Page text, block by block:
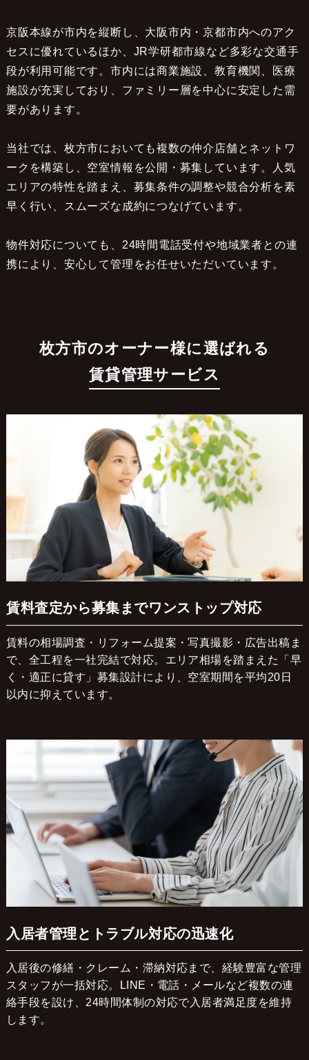
京阪本線が市内を縦断し、大阪市内・京都市内へのアク
セスに優れているほか、JR学研都市線など多彩な交通手
段が利用可能です。市内には商業施設、教育機関、医療
施設が充実しており、ファミリー層を中心に安定した需
要があります。
当社では、枚方市においても複数の仲介店舗とネットワ
ークを構築し、空室情報を公開・募集しています。人気
エリアの特性を踏まえ、募集条件の調整や競合分析を素
早く行い、スムーズな成約につなげています。
物件対応についても、24時間電話受付や地域業者との連
携により、安心して管理をお任せいただいています。
枚方市のオーナー様に選ばれる
賃貸管理サービス
賃料査定から募集までワンストップ対応
賃料の相場調査・リフォーム提案・写真撮影・広告出稿ま
で、全工程を一社完結で対応。エリア相場を踏まえた「早
く・適正に貸す」募集設計により、空室期間を平均20日
以内に抑えています。
入居者管理とトラブル対応の迅速化
入居後の修繕・クレーム・滞納対応まで、経験豊富な管理
スタッフが一括対応。LINE・電話・メールなど複数の連
絡手段を設け、24時間体制の対応で入居者満足度を維持
します。